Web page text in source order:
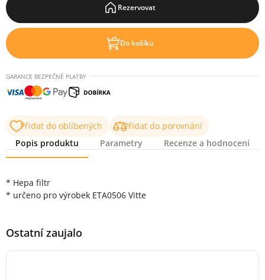
Rezervovat
Do košíku
GARANCE BEZPEČNÉ PLATBY
Přidat do oblíbených
Přidat do porovnání
Popis produktu
Parametry Recenze a hodnocení
* Hepa filtr
* určeno pro výrobek ETA0506 Vitte
Ostatní zaujalo